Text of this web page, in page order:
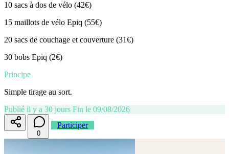
10 sacs à dos de vélo (42€)
15 maillots de vélo Epiq (55€)
20 sacs de couchage et couverture (31€)
30 bobs Epiq (2€)
Principe
Simple tirage au sort.
Publié il y a 30 jours Fin le 09/08/2026
0
Participer